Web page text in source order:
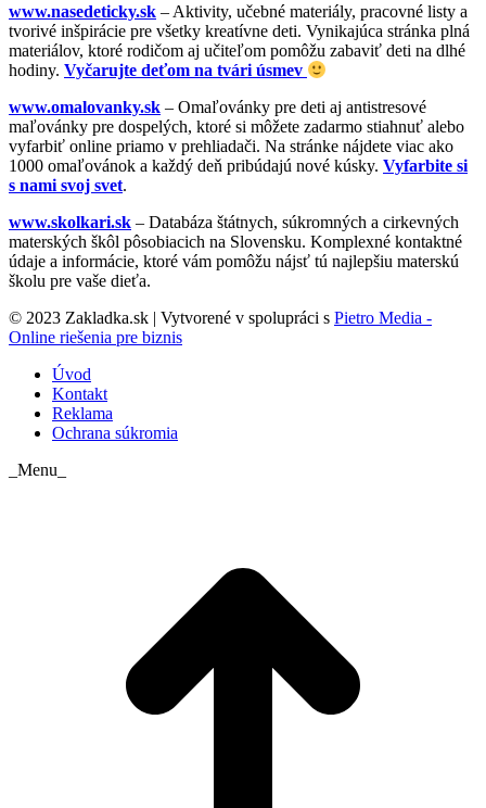
www.nasedeticky.sk – Aktivity, učebné materiály, pracovné listy a
tvorivé inšpirácie pre všetky kreatívne deti. Vynikajúca stránka plná
materiálov, ktoré rodičom aj učiteľom pomôžu zabaviť deti na dlhé
hodiny. Vyčarujte deťom na tvári úsmev
www.omalovanky.sk – Omaľovánky pre deti aj antistresové
maľovánky pre dospelých, ktoré si môžete zadarmo stiahnuť alebo
vyfarbiť online priamo v prehliadači. Na stránke nájdete viac ako
1000 omaľovánok a každý deň pribúdajú nové kúsky. Vyfarbite si
s nami svoj svet.
www.skolkari.sk – Databáza štátnych, súkromných a cirkevných
materských škôl pôsobiacich na Slovensku. Komplexné kontaktné
údaje a informácie, ktoré vám pomôžu nájsť tú najlepšiu materskú
školu pre vaše dieťa.
© 2023 Zakladka.sk | Vytvorené v spolupráci s Pietro Media -
Online riešenia pre biznis
Úvod
Kontakt
Reklama
Ochrana súkromia
_Menu_